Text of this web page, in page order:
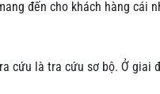
đến cho khách hàng cái
cứu là tra cứu sơ bộ. Ở giai